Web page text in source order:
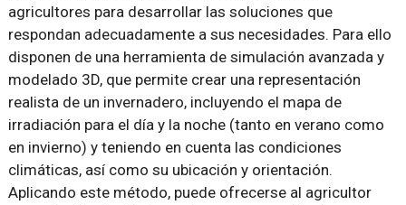
agricultores para desarrollar las soluciones que
respondan adecuadamente a sus necesidades. Para ello
disponen de una herramienta de simulación avanzada y
modelado 3D, que permite crear una representación
realista de un invernadero, incluyendo el mapa de
irradiación para el día y la noche (tanto en verano como
en invierno) y teniendo en cuenta las condiciones
climáticas, así como su ubicación y orientación.
Aplicando este método, puede ofrecerse al agricultor